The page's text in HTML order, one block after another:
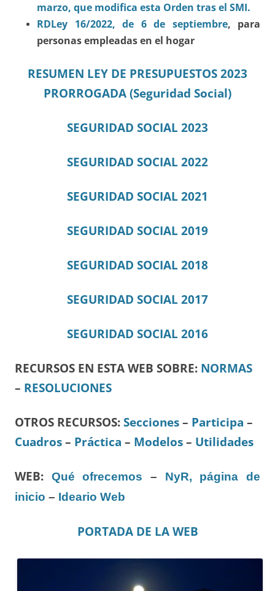
marzo, que modifica esta Orden tras el SMI.
RDLey 16/2022, de 6 de septiembre, para
personas empleadas en el hogar
RESUMEN LEY DE PRESUPUESTOS 2023
PRORROGADA (Seguridad Social)
SEGURIDAD SOCIAL 2023
SEGURIDAD SOCIAL 2022
SEGURIDAD SOCIAL 2021
SEGURIDAD SOCIAL 2019
SEGURIDAD SOCIAL 2018
SEGURIDAD SOCIAL 2017
SEGURIDAD SOCIAL 2016
RECURSOS EN ESTA WEB SOBRE: NORMAS
– RESOLUCIONES
OTROS RECURSOS: Secciones – Participa –
Cuadros – Práctica – Modelos – Utilidades
WEB: Qué ofrecemos – NyR, página de
inicio – Ideario Web
PORTADA DE LA WEB